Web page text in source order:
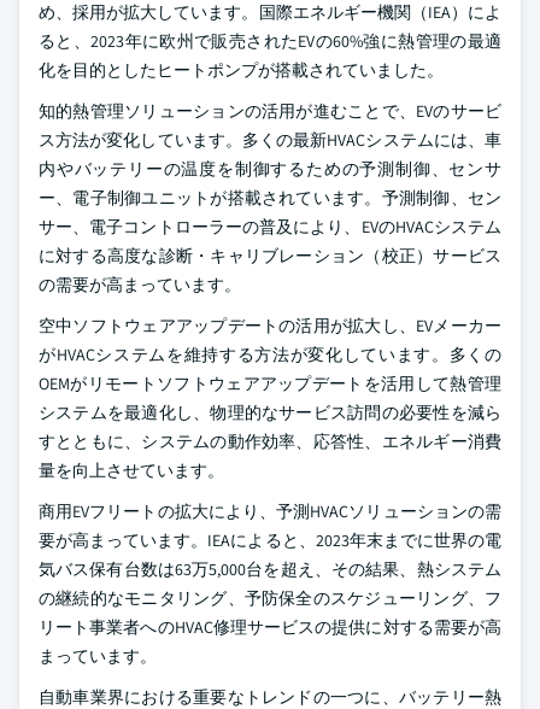
め、採用が拡大しています。国際エネルギー機関（IEA）によ
ると、2023年に欧州で販売されたEVの60%強に熱管理の最適
化を目的としたヒートポンプが搭載されていました。
知的熱管理ソリューションの活用が進むことで、EVのサービ
ス方法が変化しています。多くの最新HVACシステムには、車
内やバッテリーの温度を制御するための予測制御、センサ
ー、電子制御ユニットが搭載されています。予測制御、セン
サー、電子コントローラーの普及により、EVのHVACシステム
に対する高度な診断・キャリブレーション（校正）サービス
の需要が高まっています。
空中ソフトウェアアップデートの活用が拡大し、EVメーカー
がHVACシステムを維持する方法が変化しています。多くの
OEMがリモートソフトウェアアップデートを活用して熱管理
システムを最適化し、物理的なサービス訪問の必要性を減ら
すとともに、システムの動作効率、応答性、エネルギー消費
量を向上させています。
商用EVフリートの拡大により、予測HVACソリューションの需
要が高まっています。IEAによると、2023年末までに世界の電
気バス保有台数は63万5,000台を超え、その結果、熱システム
の継続的なモニタリング、予防保全のスケジューリング、フ
リート事業者へのHVAC修理サービスの提供に対する需要が高
まっています。
自動車業界における重要なトレンドの一つに、バッテリー熱